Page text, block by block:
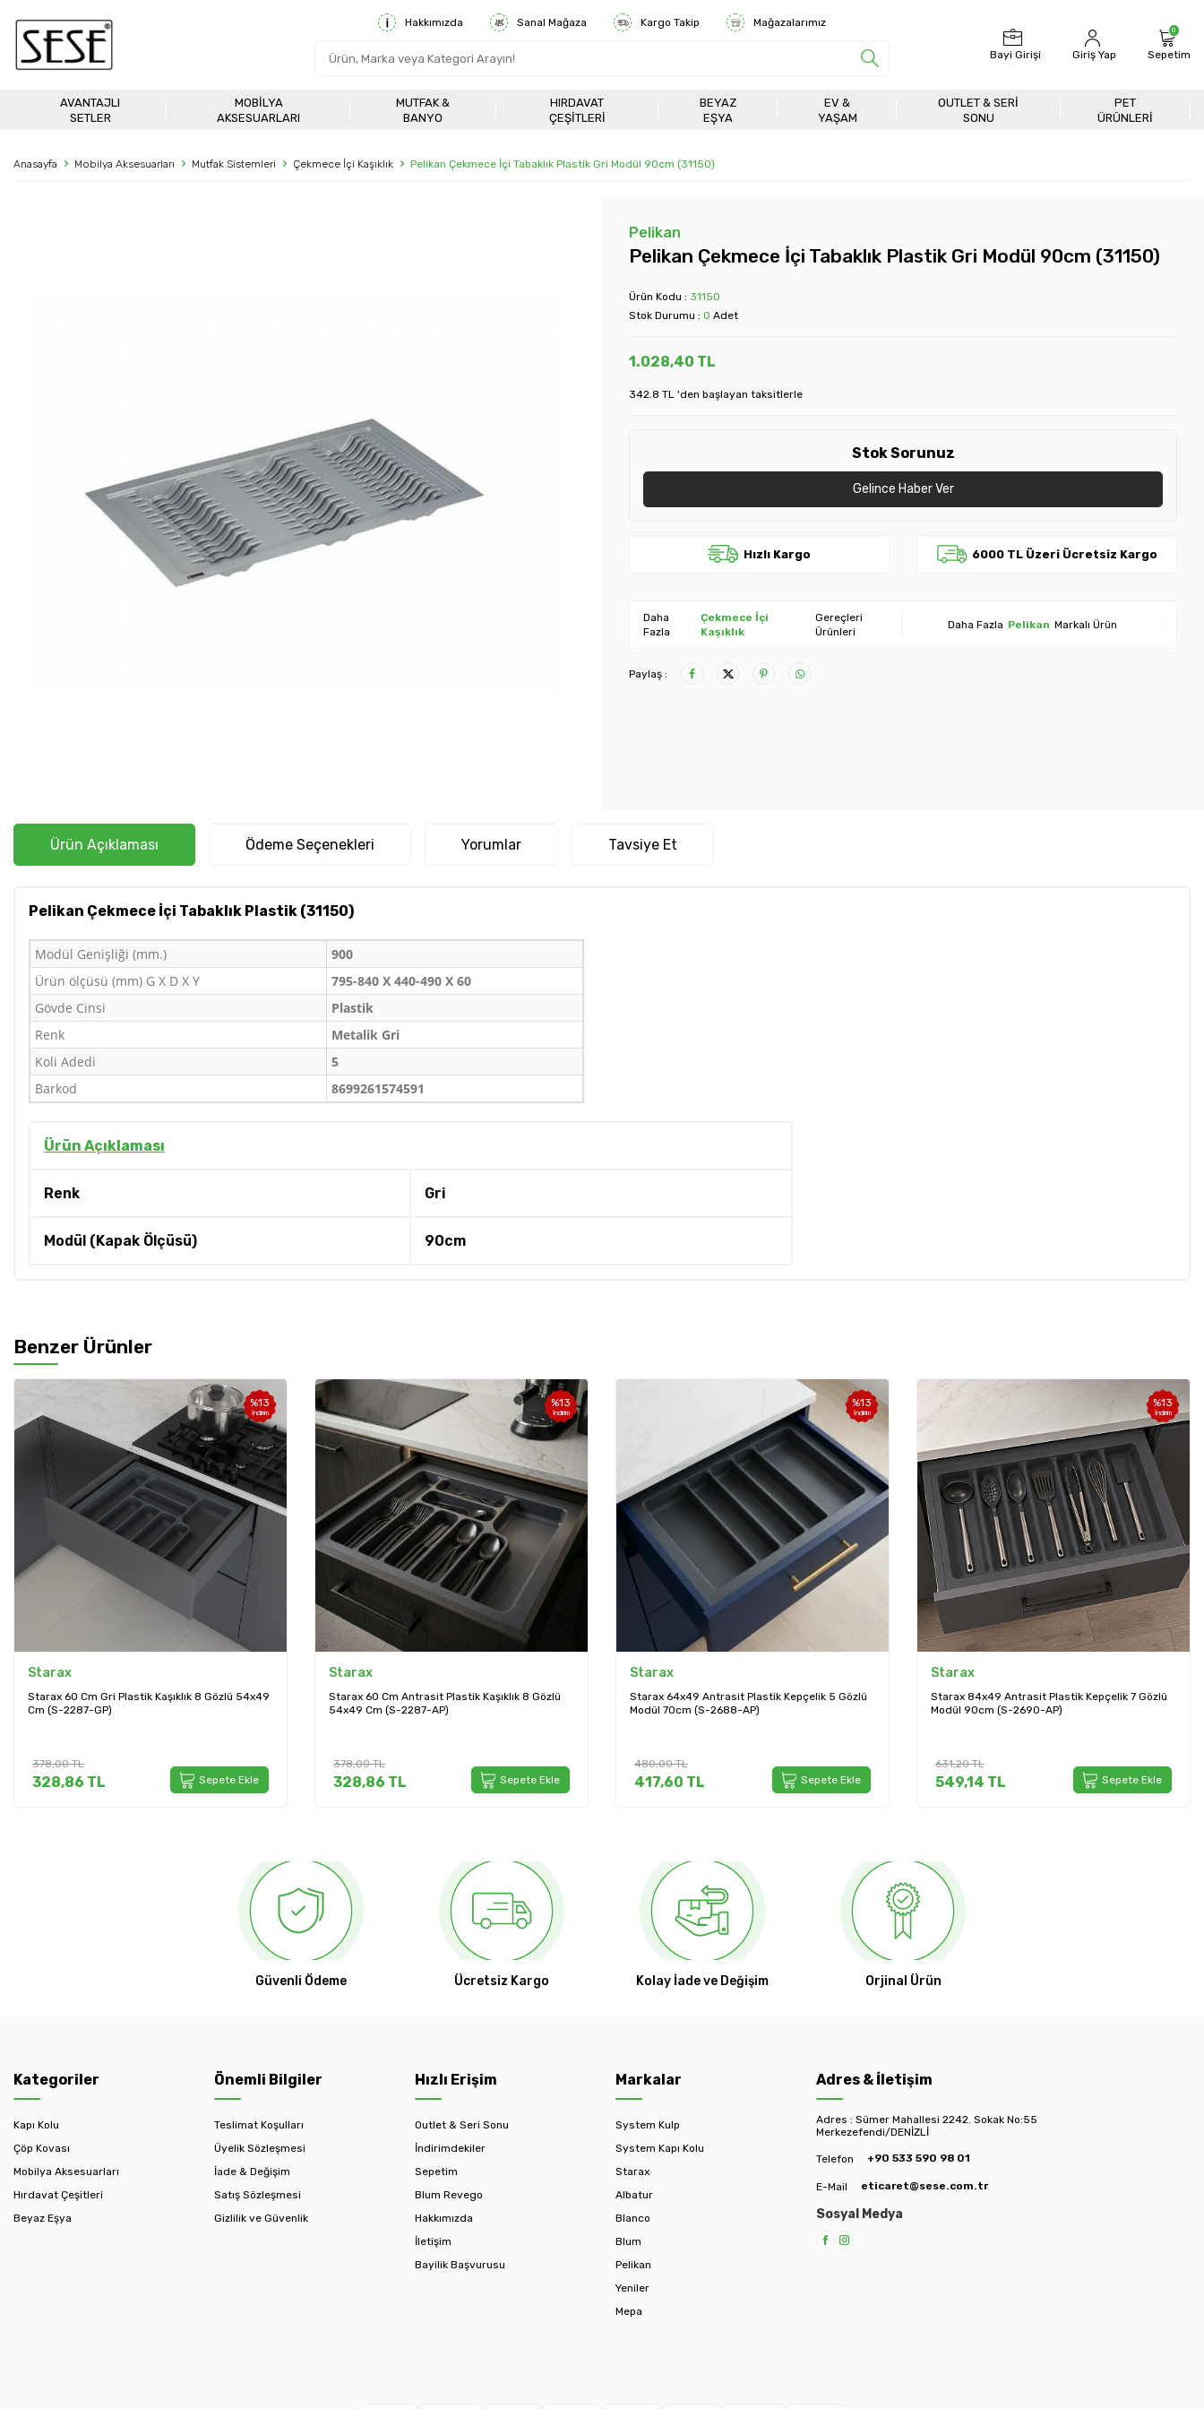
Hakkımızda Sanal Mağaza Kargo Takip Mağazalarımız
Bayi Girişi Giriş Yap
0
Sepetim
AVANTAJLI
SETLER
MOBILYA
AKSESUARLARI
MUTFAK &
BANYO
HIRDAVAT
ÇEŞITLERI
BEYAZ
EŞYA
EV &
YAŞAM
OUTLET & SERI
SONU
PET
ÜRÜNLERİ
Anasayfa Mobilya Aksesuarları Mutfak Sistemleri Çekmece İçi Kaşıklık Pelikan Çekmece İçi Tabaklık Plastik Gri Modül 90cm (31150)
Pelikan
Pelikan Çekmece İçi Tabaklık Plastik Gri Modül 90cm (31150)
Ürün Kodu : 31150
Stok Durumu : 0 Adet
1.028,40 TL
342.8 TL 'den başlayan taksitlerle
Stok Sorunuz
Gelince Haber Ver
Hızlı Kargo 6000 TL Üzeri Ücretsiz Kargo
Daha
Fazla
Çekmece İçi
Kaşıklık
Gereçleri
Ürünleri
Daha Fazla Pelikan Markalı Ürün
Paylaş :
Ürün Açıklaması Ödeme Seçenekleri Yorumlar Tavsiye Et
Pelikan Çekmece İçi Tabaklık Plastik (31150)
Modül Genişliği (mm.)
900
Ürün ölçüsü (mm) G X D X Y
795-840 X 440-490 X 60
Gövde Cinsi
Plastik
Renk
Metalik Gri
Koli Adedi
5
Barkod
8699261574591
Ürün Açıklaması
Renk Gri
Modül (Kapak Ölçüsü) 90cm
Benzer Ürünler
%13
İndirim
Starax
Starax 60 Cm Antrasit Plastik Kaşıklık 8 Gözlü
54x49 Cm (S-2287-AP)
378,00TL
328,86 TL Sepete Ekle
%13
İndirim
Starax
Starax 64x49 Antrasit Plastik Kepçelik 5 Gözlü
Modül 70cm (S-2688-AP)
480,00TL
417,60TL Sepete Ekle
%13
İndirim
Starax
Starax 84x49 Antrasit Plastik Kepçelik 7 Gözlü
Modül 90cm (S-2690-AP)
631,20TL
549,14 TL Sepete Ekle
%13
İndirim
Starax
Starax 54x49 Antrasit Plastik Kepçelik 4 Gözlü
(S-2687-AP)
408,00TL
354,96 TL Sepete Ekle
Güvenli Ödeme Ücretsiz Kargo Kolay İade ve Değişim Orjinal Ürün
Kategoriler
Kapı Kolu
Çöp Kovası
Mobilya Aksesuarları
Hırdavat Çeşitleri
Beyaz Eşya
Önemli Bilgiler
Teslimat Koşulları
Üyelik Sözleşmesi
İade & Değişim
Satış Sözleşmesi
Gizlilik ve Güvenlik
Hızlı Erişim
Outlet & Seri Sonu
İndirimdekiler
Sepetim
Blum Revego
Hakkımızda
İletişim
Bayilik Başvurusu
Markalar
System Kulp
System Kapı Kolu
Starax
Albatur
Blanco
Blum
Pelikan
Yeniler
Mepa
Adres & İletişim
Adres : Sümer Mahallesi 2242. Sokak No:55
Merkezefendi/DENİZLİ
Telefon +90 533 590 98 01
E-Mail eticaret@sese.com.tr
Sosyal Medya